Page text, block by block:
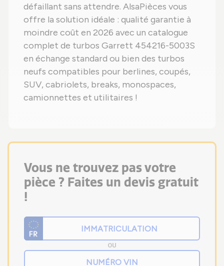
défaillant sans attendre. AlsaPièces vous
offre la solution idéale : qualité garantie à
moindre coût en 2026 avec un catalogue
complet de turbos Garrett 454216-5003S
en échange standard ou bien des turbos
neufs compatibles pour berlines, coupés,
SUV, cabriolets, breaks, monospaces,
camionnettes et utilitaires !
Vous ne trouvez pas votre
pièce ? Faites un devis gratuit
!
OU